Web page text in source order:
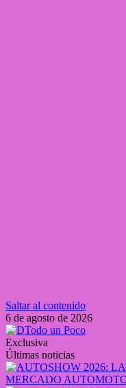
Saltar al contenido
6 de agosto de 2026
Exclusiva
Últimas noticias
MERCADO